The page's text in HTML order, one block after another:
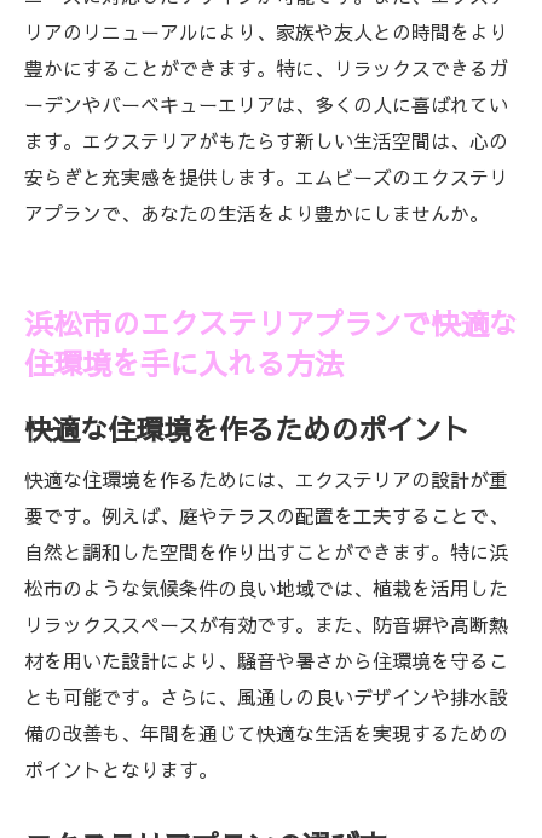
リアのリニューアルにより、家族や友人との時間をより
豊かにすることができます。特に、リラックスできるガ
ーデンやバーベキューエリアは、多くの人に喜ばれてい
ます。エクステリアがもたらす新しい生活空間は、心の
安らぎと充実感を提供します。エムビーズのエクステリ
アプランで、あなたの生活をより豊かにしませんか。
浜松市のエクステリアプランで快適な
住環境を手に入れる方法
快適な住環境を作るためのポイント
快適な住環境を作るためには、エクステリアの設計が重
要です。例えば、庭やテラスの配置を工夫することで、
自然と調和した空間を作り出すことができます。特に浜
松市のような気候条件の良い地域では、植栽を活用した
リラックススペースが有効です。また、防音塀や高断熱
材を用いた設計により、騒音や暑さから住環境を守るこ
とも可能です。さらに、風通しの良いデザインや排水設
備の改善も、年間を通じて快適な生活を実現するための
ポイントとなります。